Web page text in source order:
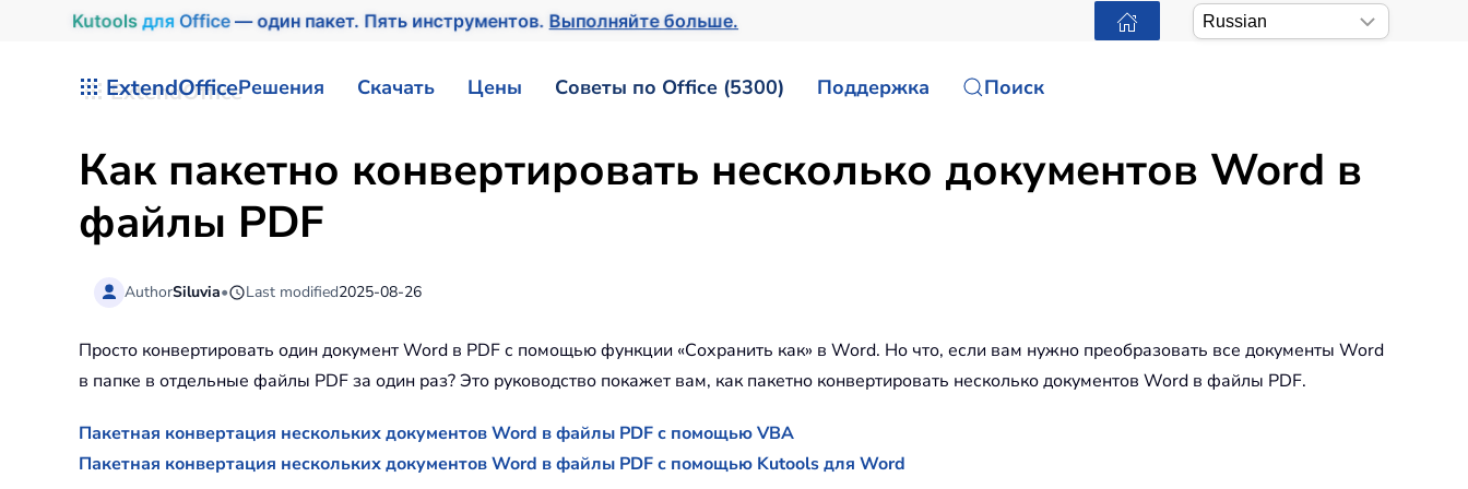
Kutools для Office— один пакет. Пять инструментов. Выполняйте больше.
ExtendOfficeРешения Скачать Цены Советы по Office (5300) Поддержка Поиск
Как пакетно конвертировать несколько документов Word в
файлы PDF
AuthorSiluvia• Last modified2025-08-26
Просто конвертировать один документ Word в PDF с помощью функции «Сохранить как» в Word. Но что, если вам нужно преобразовать все документы Word
в папке в отдельные файлы PDF за один раз? Это руководство покажет вам, как пакетно конвертировать несколько документов Word в файлы PDF.
Пакетная конвертация нескольких документов Word в файлы PDF с помощью VBA
Пакетная конвертация нескольких документов Word в файлы PDF с помощью Kutools для Word